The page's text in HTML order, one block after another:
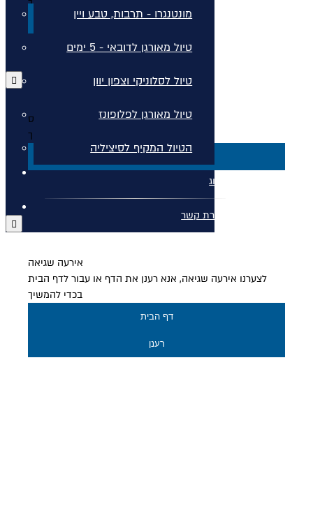
מונטנגרו - תרבות, טבע ויין
טיול מאורגן לדובאי - 5 ימים
טיול לסלוניקי וצפון יוון
טיול מאורגן לפלופונז
הטיול המקיף לסיציליה
בלוג
יצירת קשר
אירעה שגיאה
לצערנו אירעה שגיאה, אנא רענן את הדף או עבור לדף הבית
בכדי להמשיך
דף הבית
רענן